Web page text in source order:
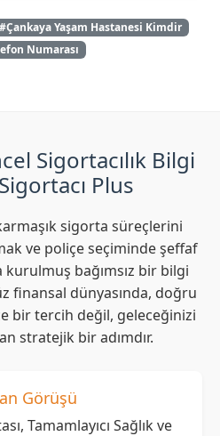
#Çankaya Yaşam Hastanesi Kimdir
Numarası
Sigortacılık Bilgi
Plus
sigorta süreçlerini
ve poliçe seçiminde şeffaf
kurulmuş bağımsız bir bilgi
finansal dünyasında, doğru
bir tercih değil, geleceğinizi
stratejik bir adımdır.
Görüşü
Tamamlayıcı Sağlık ve